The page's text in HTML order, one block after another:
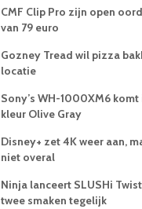
CMF Clip Pro zijn open
van 79 euro
Gozney Tread wil pizza
locatie
Sony’s WH-1000XM6 komt
kleur Olive Gray
Disney+ zet 4K weer aan,
niet overal
Ninja lanceert SLUSHi
twee smaken tegelijk